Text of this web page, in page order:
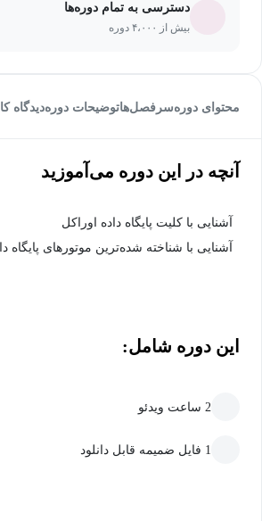
دسترسی به تمام دوره‌ها
بیش از ۴،۰۰۰ دوره
محتوای دورهسرفصل‌هاتوضیحات دورهدیدگاه
آنچه در این دوره می‌آموزید
آشنایی با کلیت پایگاه داده اوراکل
آشنایی با شناخته شده‌ترین موتورهای پایگاه
این دوره شامل:
2 ساعت ویدئو
1 فایل ضمیمه قابل دانلود